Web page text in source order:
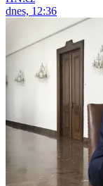
dnes, 12:36